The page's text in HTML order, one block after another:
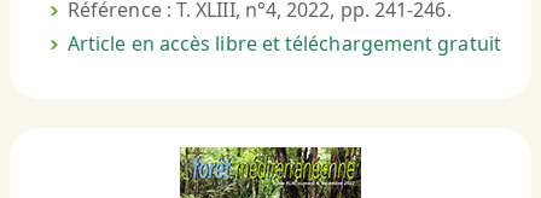
Référence : T. XLIII, n°4, 2022, pp. 241-246.
Article en accès libre et téléchargement gratuit